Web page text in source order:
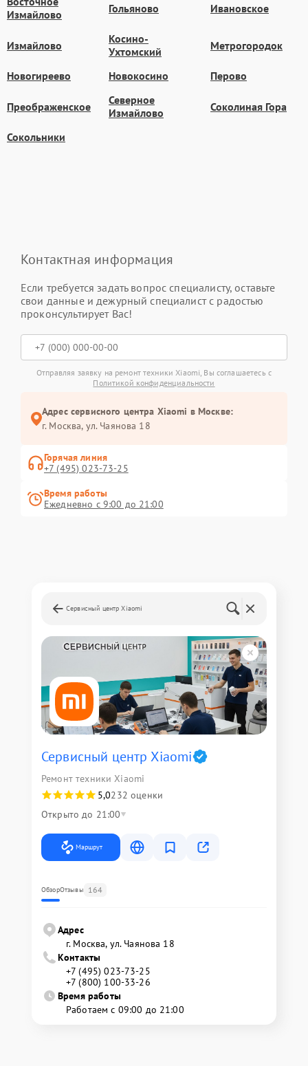
Измайлово
Гольяново Ивановское
Измайлово
Косино-
Ухтомский
Метрогородок
Новогиреево Новокосино Перово
Преображенское
Северное
Измайлово
Соколиная Гора
Сокольники
Контактная информация
Если требуется задать вопрос специалисту, оставьте
свои данные и дежурный специалист с радостью
проконсультирует Вас!
Отправляя заявку на ремонт техники Xiaomi, Вы соглашаетесь с
Политикой конфиденциальности
Адрес сервисного центра Xiaomi в Москве:
г. Москва, ул. Чаянова 18
Горячая линия
+7 (495) 023-73-25
Время работы
Ежедневно с 9:00 до 21:00
Сервисный центр Xiaomi
Сервисный центр Xiaomi
Ремонт техники Xiaomi
5,0232 оценки
Открыто до 21:00
Маршрут
ОбзорОтзывы 164
Адрес
г. Москва, ул. Чаянова 18
Контакты
+7 (495) 023-73-25
+7 (800) 100-33-26
Время работы
Работаем с 09:00 до 21:00